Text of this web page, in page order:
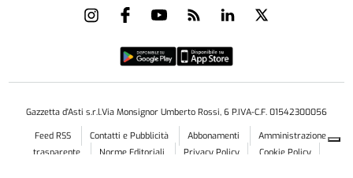
Gazzetta d'Asti s.r.l.Via Monsignor Umberto Rossi, 6 P.IVA-C.F. 01542300056
Feed RSS
Contatti e Pubblicità Abbonamenti
Amministrazione
trasparente
Norme Editoriali Privacy Policy
Cookie Policy